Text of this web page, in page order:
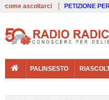
come ascoltarci PETIZIONE
PALINSESTO